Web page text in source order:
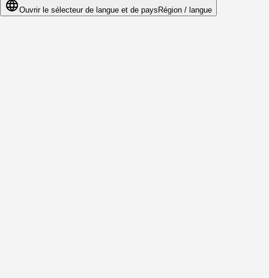
Ouvrir le sélecteur de langue et de pays Région / langue